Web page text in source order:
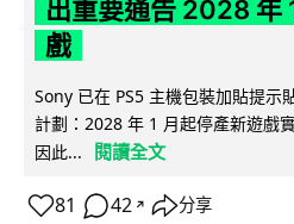
出重要通告 2028 年
戲
Sony 已在 PS5 主機包裝加貼提示
計劃：2028 年 1 月起停產新遊戲
因此...
閱讀全文
81 42 ↗ 分享